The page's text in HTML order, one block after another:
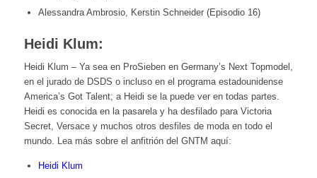
Alessandra Ambrosio, Kerstin Schneider (Episodio 16)
Heidi Klum:
Heidi Klum – Ya sea en ProSieben en Germany’s Next Topmodel,
en el jurado de DSDS o incluso en el programa estadounidense
America’s Got Talent; a Heidi se la puede ver en todas partes.
Heidi es conocida en la pasarela y ha desfilado para Victoria
Secret, Versace y muchos otros desfiles de moda en todo el
mundo. Lea más sobre el anfitrión del GNTM aquí:
Heidi Klum